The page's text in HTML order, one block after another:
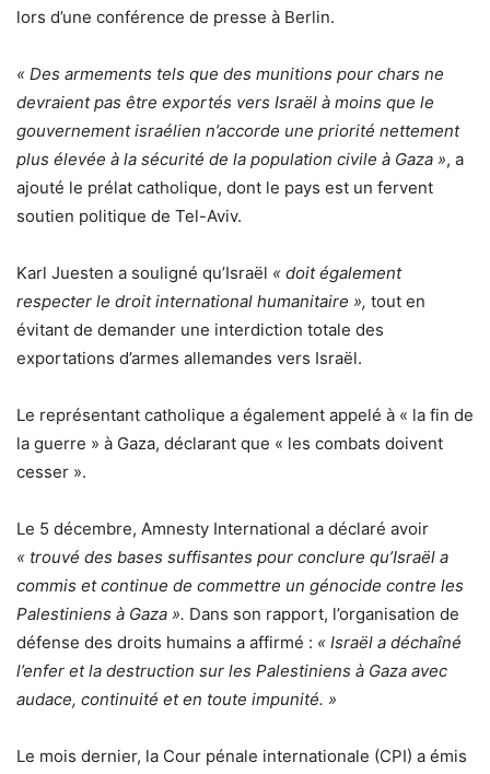
lors d’une conférence de presse à Berlin.
« Des armements tels que des munitions pour chars ne
devraient pas être exportés vers Israël à moins que le
gouvernement israélien n’accorde une priorité nettement
plus élevée à la sécurité de la population civile à Gaza », a
ajouté le prélat catholique, dont le pays est un fervent
soutien politique de Tel-Aviv.
Karl Juesten a souligné qu’Israël « doit également
respecter le droit international humanitaire », tout en
évitant de demander une interdiction totale des
exportations d’armes allemandes vers Israël.
Le représentant catholique a également appelé à « la fin de
la guerre » à Gaza, déclarant que « les combats doivent
cesser ».
Le 5 décembre, Amnesty International a déclaré avoir
« trouvé des bases suffisantes pour conclure qu’Israël a
commis et continue de commettre un génocide contre les
Palestiniens à Gaza ». Dans son rapport, l’organisation de
défense des droits humains a affirmé : « Israël a déchaîné
l’enfer et la destruction sur les Palestiniens à Gaza avec
audace, continuité et en toute impunité. »
Le mois dernier, la Cour pénale internationale (CPI) a émis